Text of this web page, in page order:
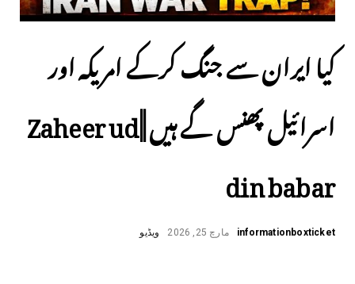
کیا ایران سے جنگ کرکے امریکہ اور
اسرائیل پھنس گے ہیں ||Zaheer ud
din babar
informationboxticket مارچ 25, 2026 ویڈیو